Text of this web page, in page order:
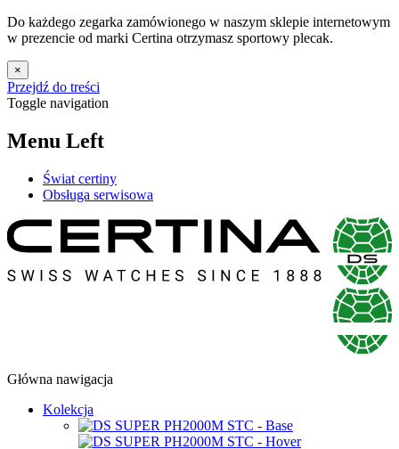
Do każdego zegarka zamówionego w naszym sklepie internetowym
w prezencie od marki Certina otrzymasz sportowy plecak.
×
Przejdź do treści
Toggle navigation
Menu Left
Świat certiny
Obsługa serwisowa
Główna nawigacja
Kolekcja